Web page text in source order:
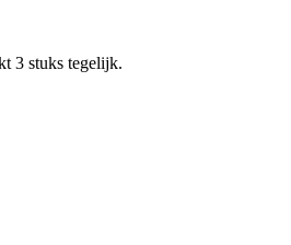
3 stuks tegelijk.